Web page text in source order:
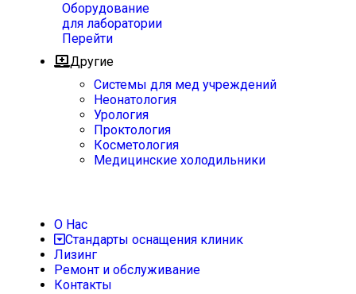
Оборудование
для лаборатории
Перейти
Другие
Системы для мед учреждений
Неонатология
Урология
Проктология
Косметология
Медицинские холодильники
О Нас
Стандарты оснащения клиник
Лизинг
Ремонт и обслуживание
Контакты